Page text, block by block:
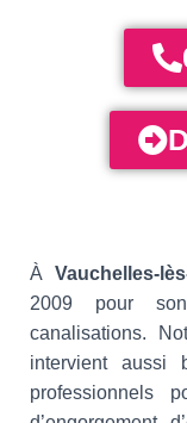
ÀVauchelles-
2009 pour
canalisations.
intervient aussi
professionnels